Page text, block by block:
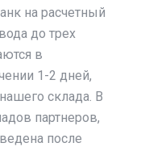
на расчетный
до трех
в
1-2 дней,
склада. В
партнеров,
после